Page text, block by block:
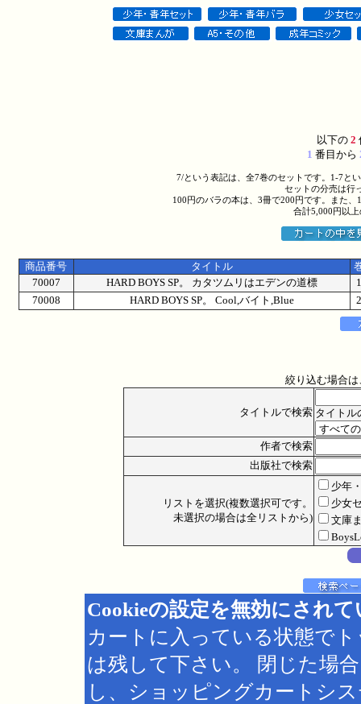
以下の2
1 番目から
7/という表記は、全7巻のセットです。1-7と
セットの分売は行
100円のバラの本は、3冊で200円です。また
合計5,000円以
商品番号 タイトル
70007
HARD BOYS SP。 カタツムリはエデンの道標
70008
HARD BOYS SP。 Cool,バイト,Blue
絞り込む場合
タイトルで検索 タイトル
作者で検索
出版社で検索
リストを選択(複数選択可です。
未選択の場合は全リストから)
少年
少女
文庫
Cookieの設定を無効にされ
カートに入っている状態で
は残して下さい。 閉じた場
し、ショッピングカートシ